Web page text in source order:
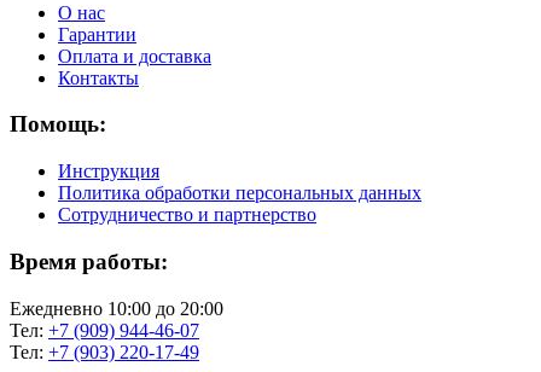
О нас
Гарантии
Оплата и доставка
Контакты
Помощь:
Инструкция
Политика обработки персональных данных
Сотрудничество и партнерство
Время работы:
Ежедневно 10:00 до 20:00
Тел: +7 (909) 944-46-07
Тел: +7 (903) 220-17-49